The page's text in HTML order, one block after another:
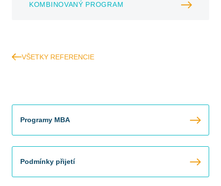
KOMBINOVANÝ PROGRAM
VŠETKY REFERENCIE
Programy MBA
Podmínky přijetí